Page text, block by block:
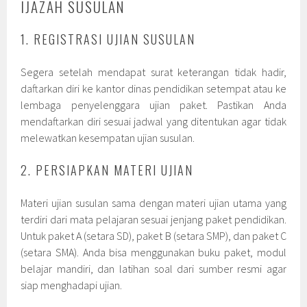
IJAZAH SUSULAN
1. REGISTRASI UJIAN SUSULAN
Segera setelah mendapat surat keterangan tidak hadir,
daftarkan diri ke kantor dinas pendidikan setempat atau ke
lembaga penyelenggara ujian paket. Pastikan Anda
mendaftarkan diri sesuai jadwal yang ditentukan agar tidak
melewatkan kesempatan ujian susulan.
2. PERSIAPKAN MATERI UJIAN
Materi ujian susulan sama dengan materi ujian utama yang
terdiri dari mata pelajaran sesuai jenjang paket pendidikan.
Untuk paket A (setara SD), paket B (setara SMP), dan paket C
(setara SMA). Anda bisa menggunakan buku paket, modul
belajar mandiri, dan latihan soal dari sumber resmi agar
siap menghadapi ujian.